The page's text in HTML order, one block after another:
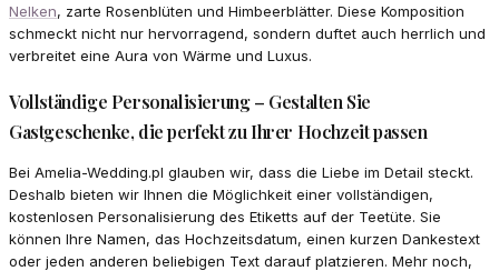
Nelken, zarte Rosenblüten und Himbeerblätter. Diese Komposition
schmeckt nicht nur hervorragend, sondern duftet auch herrlich und
verbreitet eine Aura von Wärme und Luxus.
Vollständige Personalisierung – Gestalten Sie
Gastgeschenke, die perfekt zu Ihrer Hochzeit passen
Bei Amelia-Wedding.pl glauben wir, dass die Liebe im Detail steckt.
Deshalb bieten wir Ihnen die Möglichkeit einer vollständigen,
kostenlosen Personalisierung des Etiketts auf der Teetüte. Sie
können Ihre Namen, das Hochzeitsdatum, einen kurzen Dankestext
oder jeden anderen beliebigen Text darauf platzieren. Mehr noch,